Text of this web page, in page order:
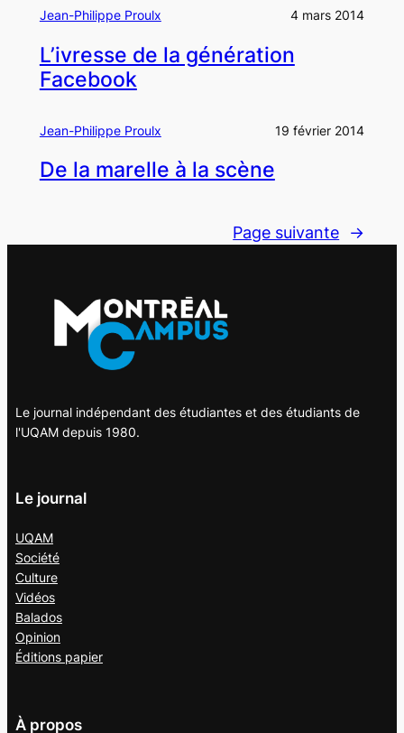
Jean-Philippe Proulx 4 mars 2014
L’ivresse de la génération
Facebook
Jean-Philippe Proulx 19 février 2014
De la marelle à la scène
Page suivante →
Le journal indépendant des étudiantes et des étudiants de
l'UQAM depuis 1980.
Le journal
UQAM
Société
Culture
Vidéos
Balados
Opinion
Éditions papier
À propos